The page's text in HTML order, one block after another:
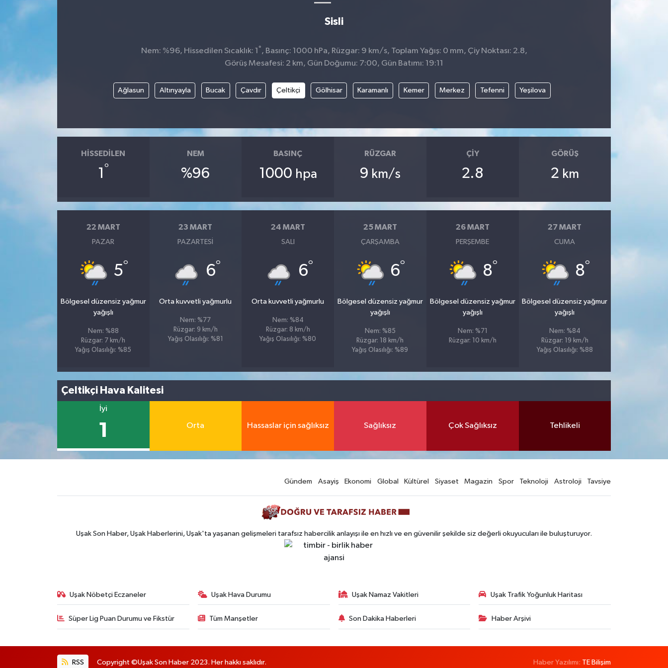
Sisli
Nem: %96, Hissedilen Sıcaklık: 1 ° , Basınç: 1000 hPa, Rüzgar: 9 km/s, Toplam Yağış: 0 mm, Çiy Noktası: 2.8,
Görüş Mesafesi: 2 km, Gün Doğumu: 7:00, Gün Batımı: 19:11
Ağlasun Altınyayla Bucak Çavdır Çeltikçi Gölhisar Karamanlı Kemer Merkez Tefenni Yeşilova
HISSEDILEN
1 °
NEM
%96
BASINÇ
1000 hpa
RÜZGAR
9 km/s
ÇIY
2.8
GÖRÜŞ
2 km
22 MART
PAZAR
5°
Bölgesel düzensiz yağmur
yağışlı
Nem: %88
Rüzgar: 7 km/h
Yağış Olasılığı: %85
23 MART
PAZARTESI
6°
Orta kuvvetli yağmurlu
Nem: %77
Rüzgar: 9 km/h
Yağış Olasılığı: %81
24 MART
SALI
6°
Orta kuvvetli yağmurlu
Nem: %84
Rüzgar: 8 km/h
Yağış Olasılığı: %80
25 MART
ÇARŞAMBA
6°
Bölgesel düzensiz yağmur
yağışlı
Nem: %85
Rüzgar: 18 km/h
Yağış Olasılığı: %89
26 MART
PERŞEMBE
8°
Bölgesel düzensiz yağmur
yağışlı
Nem: %71
Rüzgar: 10 km/h
27 MART
CUMA
8°
Bölgesel düzensiz yağmur
yağışlı
Nem: %84
Rüzgar: 19 km/h
Yağış Olasılığı: %88
Çeltikçi Hava Kalitesi
İyi
1 Orta Hassaslar için sağlıksız Sağlıksız Çok Sağlıksız Tehlikeli
Gündem Asayiş Ekonomi Global Kültürel Siyaset Magazin Spor Teknoloji Astroloji Tavsiye
Uşak Son Haber, Uşak Haberlerini, Uşak'ta yaşanan gelişmeleri tarafsız habercilik anlayışı ile en hızlı ve en güvenilir şekilde siz değerli okuyucuları ile buluşturuyor.
Uşak Nöbetçi Eczaneler Uşak Hava Durumu Uşak Namaz Vakitleri Uşak Trafik Yoğunluk Haritası
Süper Lig Puan Durumu ve Fikstür Tüm Manşetler Son Dakika Haberleri Haber Arşivi
RSS Copyright ©Uşak Son Haber 2023. Her hakkı saklıdır. Haber Yazılımı: TE Bilişim